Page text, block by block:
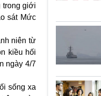
trong giới
sát Mức
niên từ
kiều hối
ngày 4/7
sống xa